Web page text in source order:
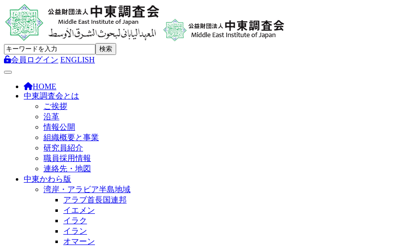
会員ログイン ENGLISH
Toggle navigation
HOME
中東調査会とは
ご挨拶
沿革
情報公開
組織概要と事業
研究員紹介
職員採用情報
連絡先・地図
中東かわら版
湾岸・アラビア半島地域
アラブ首長国連邦
イエメン
イラク
イラン
オマーン